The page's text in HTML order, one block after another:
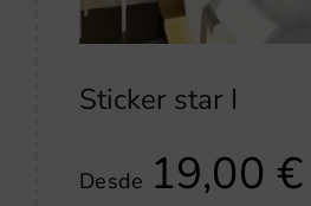
Sticker star I
Desde 19,00€